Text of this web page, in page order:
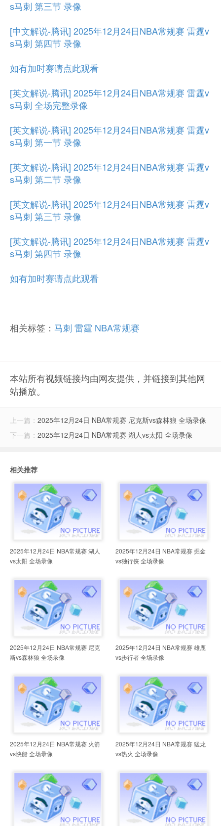
s马刺 第三节 录像
[中文解说-腾讯] 2025年12月24日NBA常规赛 雷霆v
s马刺 第四节 录像
如有加时赛请点此观看
[英文解说-腾讯] 2025年12月24日NBA常规赛 雷霆v
s马刺 全场完整录像
[英文解说-腾讯] 2025年12月24日NBA常规赛 雷霆v
s马刺 第一节 录像
[英文解说-腾讯] 2025年12月24日NBA常规赛 雷霆v
s马刺 第二节 录像
[英文解说-腾讯] 2025年12月24日NBA常规赛 雷霆v
s马刺 第三节 录像
[英文解说-腾讯] 2025年12月24日NBA常规赛 雷霆v
s马刺 第四节 录像
如有加时赛请点此观看
相关标签： 马刺 雷霆 NBA常规赛
本站所有视频链接均由网友提供，并链接到其他网
站播放。
上一篇： 2025年12月24日 NBA常规赛 尼克斯vs森林狼 全场录像
下一篇： 2025年12月24日 NBA常规赛 湖人vs太阳 全场录像
相关推荐
2025年12月24日 NBA常规赛 湖人
vs太阳 全场录像
2025年12月24日 NBA常规赛 掘金
vs独行侠 全场录像
2025年12月24日 NBA常规赛 尼克
斯vs森林狼 全场录像
2025年12月24日 NBA常规赛 雄鹿
vs步行者 全场录像
2025年12月24日 NBA常规赛 火箭
vs快船 全场录像
2025年12月24日 NBA常规赛 猛龙
vs热火 全场录像